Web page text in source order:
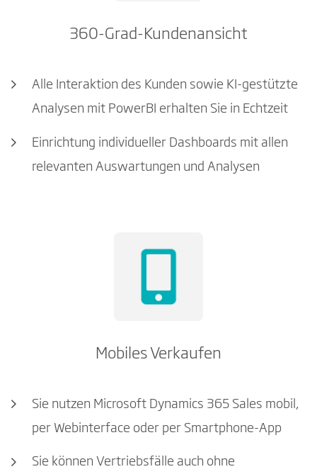
360-Grad-Kundenansicht
Alle Interaktion des Kunden sowie KI-gestützte
Analysen mit PowerBI erhalten Sie in Echtzeit
Einrichtung individueller Dashboards mit allen
relevanten Auswartungen und Analysen
Mobiles Verkaufen
Sie nutzen Microsoft Dynamics 365 Sales mobil,
per Webinterface oder per Smartphone-App
Sie können Vertriebsfälle auch ohne